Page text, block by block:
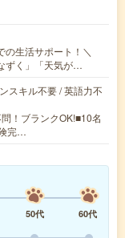
の生活サポート！＼
ずく」「天気が…
スキル不要 / 英語力不
！ブランクOK!■10名
完…
50代
60代